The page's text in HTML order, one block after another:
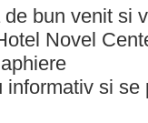
bun venit si
Novel
si